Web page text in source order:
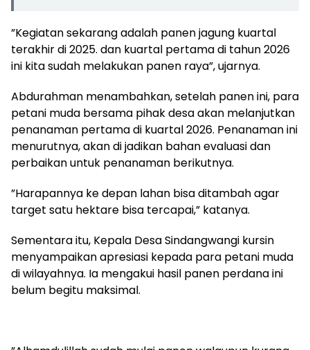
‎”Kegiatan sekarang adalah panen jagung kuartal
terakhir di 2025. dan kuartal pertama di tahun 2026
ini kita sudah melakukan panen raya”, ujarnya.
‎Abdurahman menambahkan, setelah panen ini, para
petani muda bersama pihak desa akan melanjutkan
penanaman pertama di kuartal 2026. Penanaman ini
menurutnya, akan di jadikan bahan evaluasi dan
perbaikan untuk penanaman berikutnya.
‎”Harapannya ke depan lahan bisa ditambah agar
target satu hektare bisa tercapai,” katanya.
‎Sementara itu, Kepala Desa Sindangwangi kursin
menyampaikan apresiasi kepada para petani muda
di wilayahnya. Ia mengakui hasil panen perdana ini
belum begitu maksimal.